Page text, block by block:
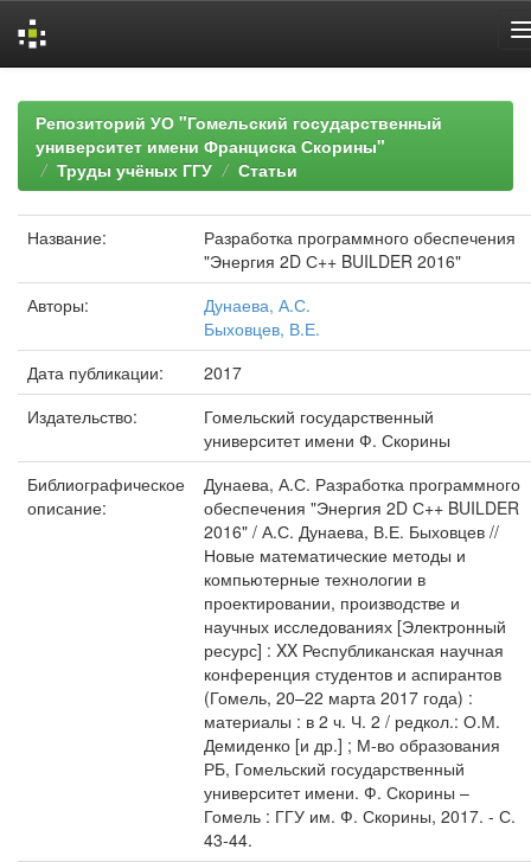
navigationРепозиторий УО "Гомельский государственный
университет имени Франциска Скорины"
Труды учёных ГГУ
Статьи
Название:
Разработка программного обеспечения
"Энергия 2D С++ BUILDER 2016"
Авторы:
Дунаева, А.С.
Быховцев, В.Е.
Дата публикации:
2017
Издательство:
Гомельский государственный
университет имени Ф. Скорины
Библиографическое
описание:
Дунаева, А.С. Разработка программного
обеспечения "Энергия 2D С++ BUILDER
2016" / А.С. Дунаева, В.Е. Быховцев //
Новые математические методы и
компьютерные технологии в
проектировании, производстве и
научных исследованиях [Электронный
ресурс] : XX Республиканская научная
конференция студентов и аспирантов
(Гомель, 20–22 марта 2017 года) :
материалы : в 2 ч. Ч. 2 / редкол.: О.М.
Демиденко [и др.] ; М-во образования
РБ, Гомельский государственный
университет имени. Ф. Скорины –
Гомель : ГГУ им. Ф. Скорины, 2017. - С.
43-44.